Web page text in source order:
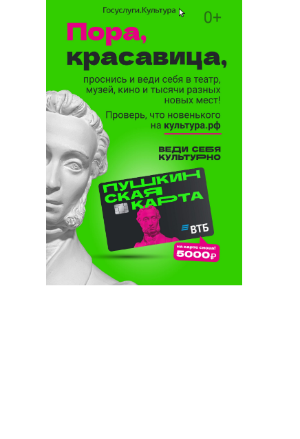
биш
тупланган. Исемлекне ел
саен яңартып торачаклар.
Лаеклыларга исә махсус
таныклык та бирәчәкләр.